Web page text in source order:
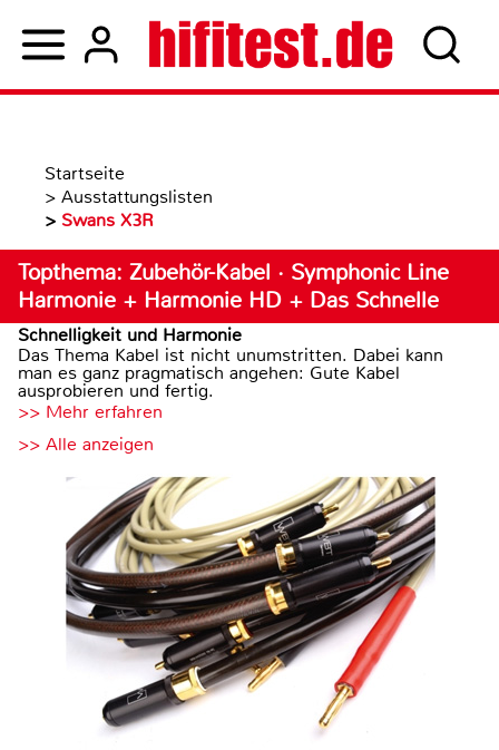
Startseite
> Ausstattungslisten
> Swans X3R
Topthema: Zubehör-Kabel · Symphonic Line
Harmonie + Harmonie HD + Das Schnelle
Schnelligkeit und Harmonie
Das Thema Kabel ist nicht unumstritten. Dabei kann
man es ganz pragmatisch angehen: Gute Kabel
ausprobieren und fertig.
>> Mehr erfahren
>> Alle anzeigen